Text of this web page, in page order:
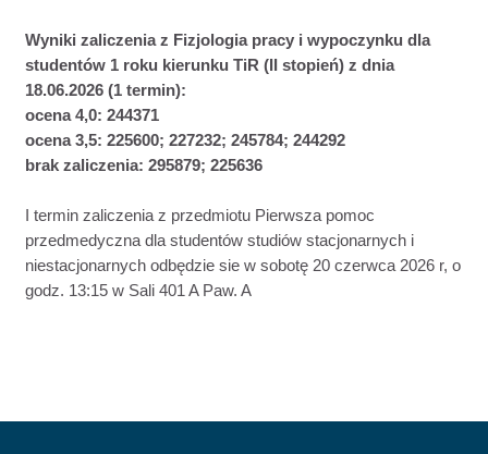
Wyniki zaliczenia z Fizjologia pracy i wypoczynku dla
studentów 1 roku kierunku TiR (II stopień) z dnia
18.06.2026 (1 termin):
ocena 4,0: 244371
ocena 3,5: 225600; 227232; 245784; 244292
brak zaliczenia: 295879; 225636
I termin zaliczenia z przedmiotu Pierwsza pomoc
przedmedyczna dla studentów studiów stacjonarnych i
niestacjonarnych odbędzie sie w sobotę 20 czerwca 2026 r, o
godz. 13:15 w Sali 401 A Paw. A